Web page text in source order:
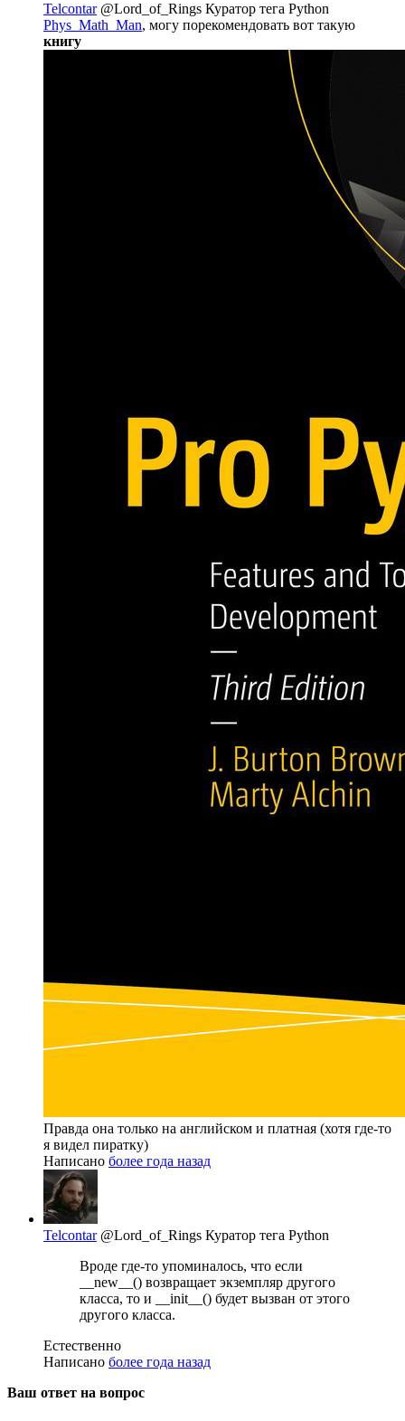
Telcontar @Lord_of_Rings Куратор тега Python
Phys_Math_Man, могу порекомендовать вот такую
книгу
Правда она только на английском и платная (хотя где-то
я видел пиратку)
Написано более года назад
Telcontar @Lord_of_Rings Куратор тега Python
Вроде где-то упоминалось, что если
__new__() возвращает экземпляр другого
класса, то и __init__() будет вызван от этого
другого класса.
Естественно
Написано более года назад
Ваш ответ на вопрос